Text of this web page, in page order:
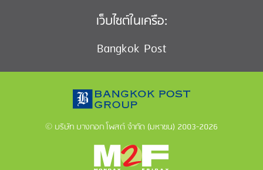
เว็บไซต์ในเครือ:
Bangkok Post
© บริษัท บางกอก โพสต์ จำกัด (มหาชน) 2003-2026